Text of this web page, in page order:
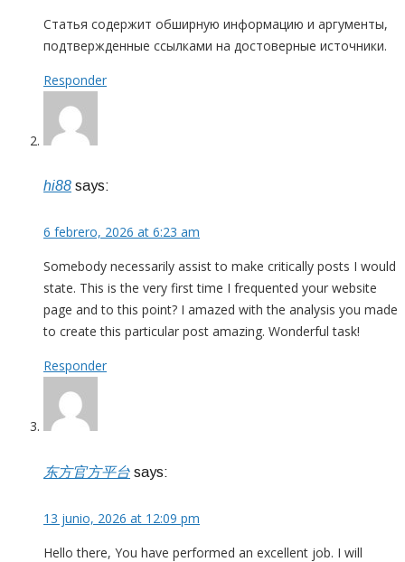
Статья содержит обширную информацию и аргументы,
подтвержденные ссылками на достоверные источники.
Responder
hi88 says:
6 febrero, 2026 at 6:23 am
Somebody necessarily assist to make critically posts I would
state. This is the very first time I frequented your website
page and to this point? I amazed with the analysis you made
to create this particular post amazing. Wonderful task!
Responder
东方官方平台 says:
13 junio, 2026 at 12:09 pm
Hello there, You have performed an excellent job. I will